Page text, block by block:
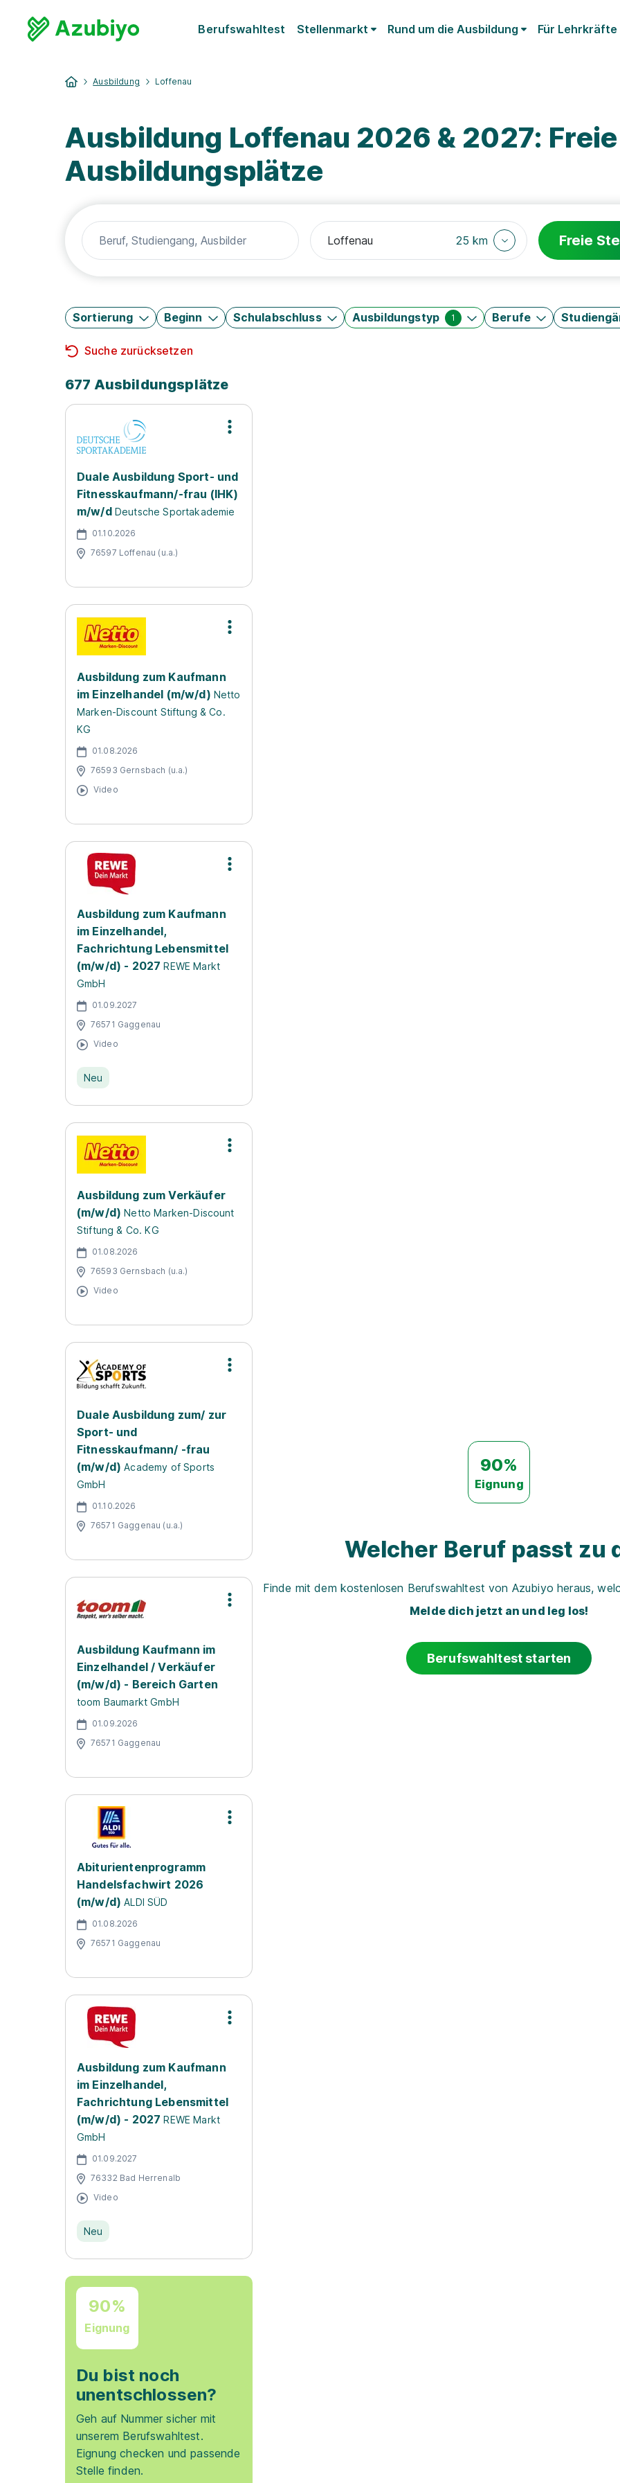
Berufswahltest Stellenmarkt Rund um die Ausbildung Für Lehrkräfte
Ausbildung Loffenau
Ausbildung Loffenau 2026 & 2027: Freie
Ausbildungsplätze
25 km Freie
Sortierung Beginn Schulabschluss Ausbildungstyp 1 Berufe
Suche zurücksetzen
677 Ausbildungsplätze
Duale Ausbildung Sport- und
Fitnesskaufmann/-frau (IHK)
m/w/d Deutsche Sportakademie
01.10.2026
76597 Loffenau (u.a.)
Ausbildung zum Kaufmann
im Einzelhandel (m/w/d) Netto
Marken-Discount Stiftung & Co.
KG
01.08.2026
76593 Gernsbach (u.a.)
Video
Ausbildung zum Kaufmann
im Einzelhandel,
Fachrichtung Lebensmittel
(m/w/d) - 2027 REWE Markt
GmbH
01.09.2027
76571 Gaggenau
Video
Neu
Ausbildung zum Verkäufer
(m/w/d) Netto Marken-Discount
Stiftung & Co. KG
01.08.2026
76593 Gernsbach (u.a.)
Video
Duale Ausbildung zum/ zur
Sport- und
Fitnesskaufmann/ -frau
(m/w/d) Academy of Sports
GmbH
01.10.2026
76571 Gaggenau (u.a.)
Ausbildung Kaufmann im
Einzelhandel / Verkäufer
(m/w/d) - Bereich Garten
toom Baumarkt GmbH
01.09.2026
76571 Gaggenau
Abiturientenprogramm
Handelsfachwirt 2026
(m/w/d) ALDI SÜD
01.08.2026
76571 Gaggenau
Ausbildung zum Kaufmann
im Einzelhandel,
Fachrichtung Lebensmittel
(m/w/d) - 2027 REWE Markt
GmbH
01.09.2027
76332 Bad Herrenalb
Video
Neu
90%
Eignung
Du bist noch
unentschlossen?
Geh auf Nummer sicher mit
unserem Berufswahltest.
Eignung checken und passende
Stelle finden.
90%
Eignung
Welcher Beruf passt zu
Finde mit dem kostenlosen Berufswahltest von Azubiyo heraus,
Melde dich jetzt an und leg los!
Berufswahltest starten